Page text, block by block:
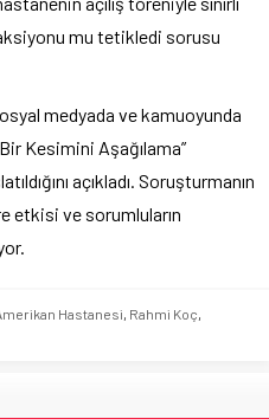
mu tetikledi sorusu
medyada ve kamuoyunda
Kesimini Aşağılama”
açıkladı. Soruşturmanın
etkisi ve sorumluların
Hastanesi, Rahmi Koç,